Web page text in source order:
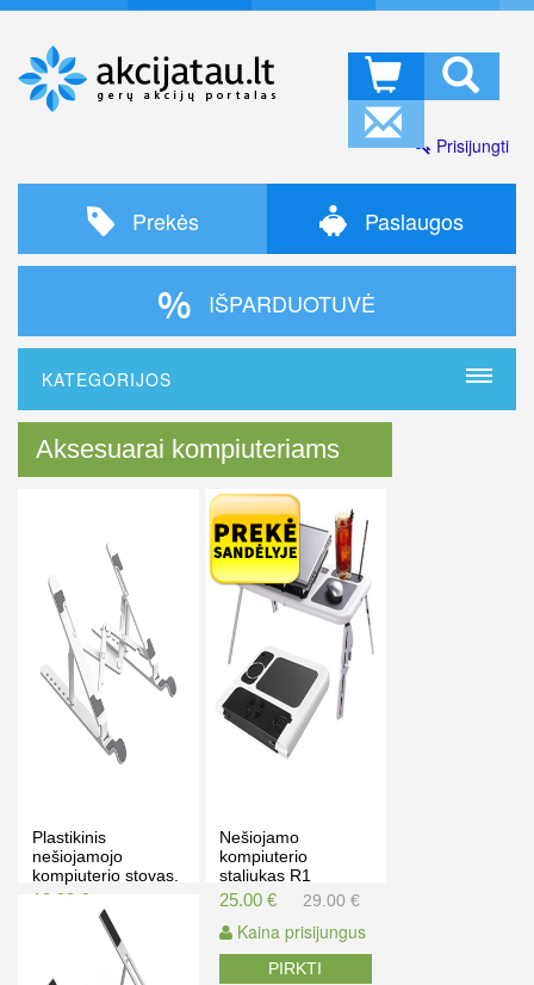
Prisijungti
Prekės Paslaugos
IŠPARDUOTUVĖ
KATEGORIJOS
Aksesuarai kompiuteriams
Plastikinis
nešiojamojo
kompiuterio stovas.
13.99 €
Kaina prisijungus
PIRKTI
Nešiojamo
kompiuterio
staliukas R1
25.00 €
Kaina prisijungus
29.00 €
PIRKTI